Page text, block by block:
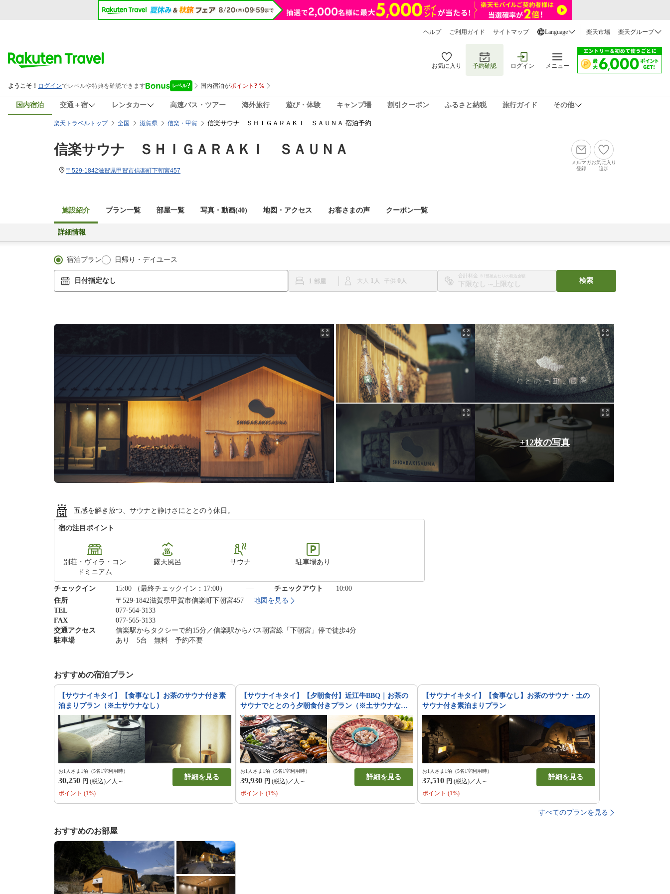
ヘルプ ご利用ガイド サイトマップ Language 楽天市場 楽天グループ
お気に入り 予約確認 ログイン メニュー
国内宿泊 交通＋宿 レンタカー 高速バス・ツアー 海外旅行 遊び・体験 キャンプ場 割引クーポン ふるさと納税 旅行ガイド その他
楽天トラベルトップ 全国 滋賀県 信楽・甲賀 信楽サウナ ＳＨＩＧＡＲＡＫＩ ＳＡＵＮＡ 宿泊予約
信楽サウナ ＳＨＩＧＡＲＡＫＩ ＳＡＵＮＡ
〒529-1842滋賀県甲賀市信楽町下朝宮457
メルマガ
登録
お気に入り
追加
施設紹介 プラン一覧 部屋一覧 写真・動画(40) 地図・アクセス お客さまの声 クーポン一覧
詳細情報
宿泊プラン 日帰り・デイユース
日付指定なし 1 大人 1 子供 0
合計料金 ※1部屋あたりの税込金額
〜
検索
+12枚の写真
五感を解き放つ、サウナと静けさにととのう休日。
宿の注目ポイント
別荘・ヴィラ・コン
ドミニアム
露天風呂 サウナ 駐車場あり
チェックイン 15:00 （最終チェックイン：17:00） チェックアウト
10:00
住所
〒529-1842滋賀県甲賀市信楽町下朝宮457
地図を見る
TEL
077-564-3133
FAX
077-565-3133
交通アクセス
信楽駅からタクシーで約15分／信楽駅からバス朝宮線「下朝宮」停で徒歩4分
駐車場
あり 5台 無料 予約不要
おすすめの宿泊プラン
【サウナイキタイ】【食事なし】お茶のサウナ付き素
泊まりプラン（※土サウナなし）
お1人さま1泊（5名1室利用時）
30,250 円 (税込)／人～
詳細を見る
ポイント (1%)
【サウナイキタイ】【夕朝食付】近江牛BBQ｜お茶の
サウナでととのう夕朝食付きプラン（※土サウナな
し）
お1人さま1泊（5名1室利用時）
39,930 円 (税込)／人～
詳細を見る
ポイント (1%)
【サウナイキタイ】【食事なし】お茶のサウナ・土の
サウナ付き素泊まりプラン
お1人さま1泊（5名1室利用時）
37,510 円 (税込)／人～
詳細を見る
ポイント (1%)
すべてのプランを見る
おすすめのお部屋